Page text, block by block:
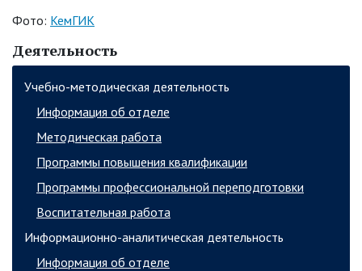
Деятельность
Учебно-методическая деятельность
Информация об отделе
Методическая работа
Программы повышения квалификации
Программы профессиональной переподготовки
Воспитательная работа
Информационно-аналитическая деятельность
Информация об отделе
Фото: КемГИК